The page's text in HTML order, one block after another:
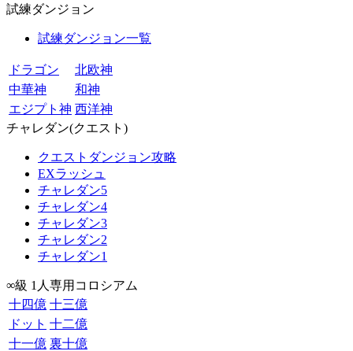
試練ダンジョン
試練ダンジョン一覧
ドラゴン
北欧神
中華神
和神
エジプト神 西洋神
チャレダン(クエスト)
クエストダンジョン攻略
EXラッシュ
チャレダン5
チャレダン4
チャレダン3
チャレダン2
チャレダン1
∞級 1人専用コロシアム
十四億 十三億
ドット 十二億
十一億 裏十億